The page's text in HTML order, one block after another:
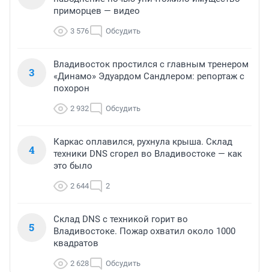
приморцев — видео
3 576 Обсудить
3
Владивосток простился с главным тренером
«Динамо» Эдуардом Сандлером: репортаж с
похорон
2 932 Обсудить
4
Каркас оплавился, рухнула крыша. Склад
техники DNS сгорел во Владивостоке — как
это было
2 644 2
5
Склад DNS с техникой горит во
Владивостоке. Пожар охватил около 1000
квадратов
2 628 Обсудить